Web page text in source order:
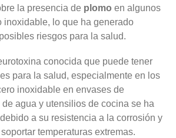
la presencia de plomo en algunos
inoxidable, lo que ha generado
riesgos para la salud.
conocida que puede tener
para la salud, especialmente en los
inoxidable en envases de
agua y utensilios de cocina se ha
a su resistencia a la corrosión y
temperaturas extremas.